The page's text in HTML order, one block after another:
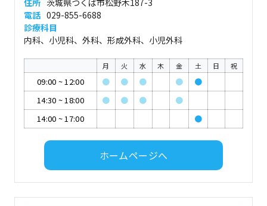
住所 茨城県つくば市松野木187-3
電話 029-855-6688
診療科目
内科、小児科、外科、形成外科、小児外科
月 火 水 木 金 土 日 祝
09:00 ~12:00 ● ● ● ●
●
14:30 ~18:00 ● ● ●
●
14:00 ~17:00 ●
ホームページへ